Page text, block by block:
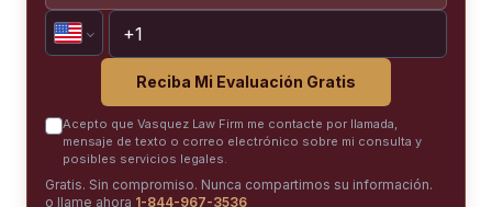
Reciba Mi Evaluación Gratis
Acepto que Vasquez Law Firm me contacte por llamada,
mensaje de texto o correo electrónico sobre mi consulta y
posibles servicios legales.
Gratis. Sin compromiso. Nunca compartimos su información.
o llame ahora 1-844-967-3536